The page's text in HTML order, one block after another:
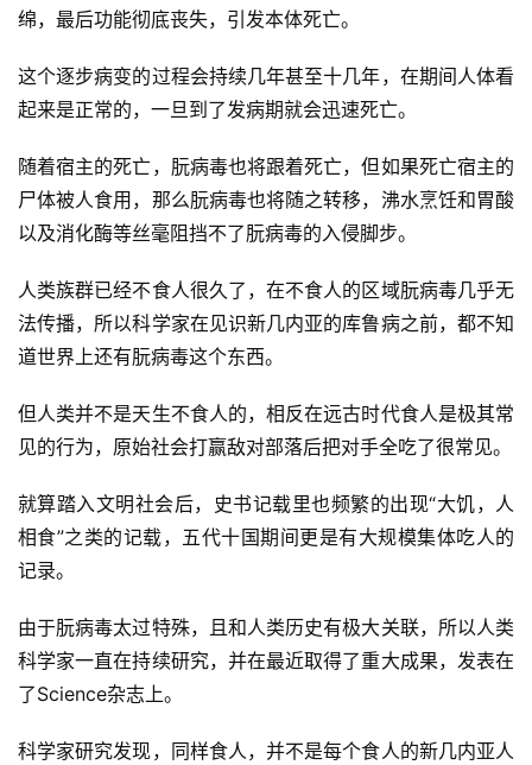
绵，最后功能彻底丧失，引发本体死亡。
这个逐步病变的过程会持续几年甚至十几年，在期间人体看
起来是正常的，一旦到了发病期就会迅速死亡。
随着宿主的死亡，朊病毒也将跟着死亡，但如果死亡宿主的
尸体被人食用，那么朊病毒也将随之转移，沸水烹饪和胃酸
以及消化酶等丝毫阻挡不了朊病毒的入侵脚步。
人类族群已经不食人很久了，在不食人的区域朊病毒几乎无
法传播，所以科学家在见识新几内亚的库鲁病之前，都不知
道世界上还有朊病毒这个东西。
但人类并不是天生不食人的，相反在远古时代食人是极其常
见的行为，原始社会打赢敌对部落后把对手全吃了很常见。
就算踏入文明社会后，史书记载里也频繁的出现“大饥，人
相食”之类的记载，五代十国期间更是有大规模集体吃人的
记录。
由于朊病毒太过特殊，且和人类历史有极大关联，所以人类
科学家一直在持续研究，并在最近取得了重大成果，发表在
了Science杂志上。
科学家研究发现，同样食人，并不是每个食人的新几内亚人